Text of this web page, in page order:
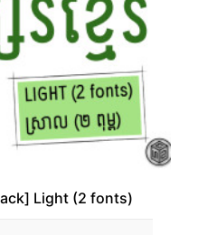
Light (2 fonts)